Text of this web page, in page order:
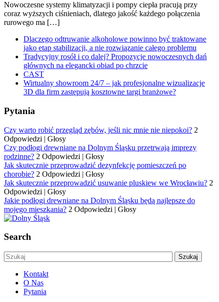
Nowoczesne systemy klimatyzacji i pompy ciepła pracują przy
coraz wyższych ciśnieniach, dlatego jakość każdego połączenia
rurowego ma […]
Dlaczego odtruwanie alkoholowe powinno być traktowane
jako etap stabilizacji, a nie rozwiązanie całego problemu
Tradycyjny rosół i co dalej? Propozycje nowoczesnych dań
głównych na elegancki obiad po chrzcie
CAST
Wirtualny showroom 24/7 – jak profesjonalne wizualizacje
3D dla firm zastępują kosztowne targi branżowe?
Pytania
Czy warto robić przegląd zębów, jeśli nic mnie nie niepokoi? 2
Odpowiedzi | Głosy
Czy podłogi drewniane na Dolnym Śląsku przetrwają imprezy
rodzinne? 2 Odpowiedzi | Głosy
Jak skutecznie przeprowadzić dezynfekcję pomieszczeń po
chorobie? 2 Odpowiedzi | Głosy
Jak skutecznie przeprowadzić usuwanie pluskiew we Wrocławiu? 2
Odpowiedzi | Głosy
Jakie podłogi drewniane na Dolnym Śląsku będą najlepsze do
mojego mieszkania? 2 Odpowiedzi | Głosy
Search
Kontakt
O Nas
Pytania